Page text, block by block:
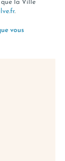
que la Ville
.
vous